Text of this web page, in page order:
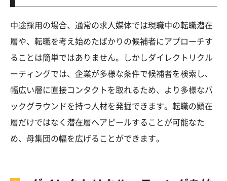
中途採用の場合、通常の求人媒体では現職中の転職潜在
層や、転職を考え始めたばかりの候補者にアプローチす
ることは簡単ではありません。しかしダイレクトリクル
ーティングでは、企業が多様な条件で候補者を検索し、
幅広い層に直接コンタクトを取れるため、より多様なバ
ックグラウンドを持つ人材を発掘できます。転職の顕在
層だけではなく潜在層へアピールすることが可能なた
め、母集団の幅を広げることができます。